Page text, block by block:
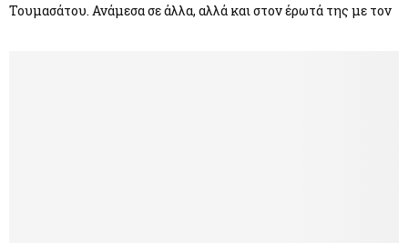
Τουμασάτου. Ανάμεσα σε άλλα, αλλά και στον έρωτά της με τον